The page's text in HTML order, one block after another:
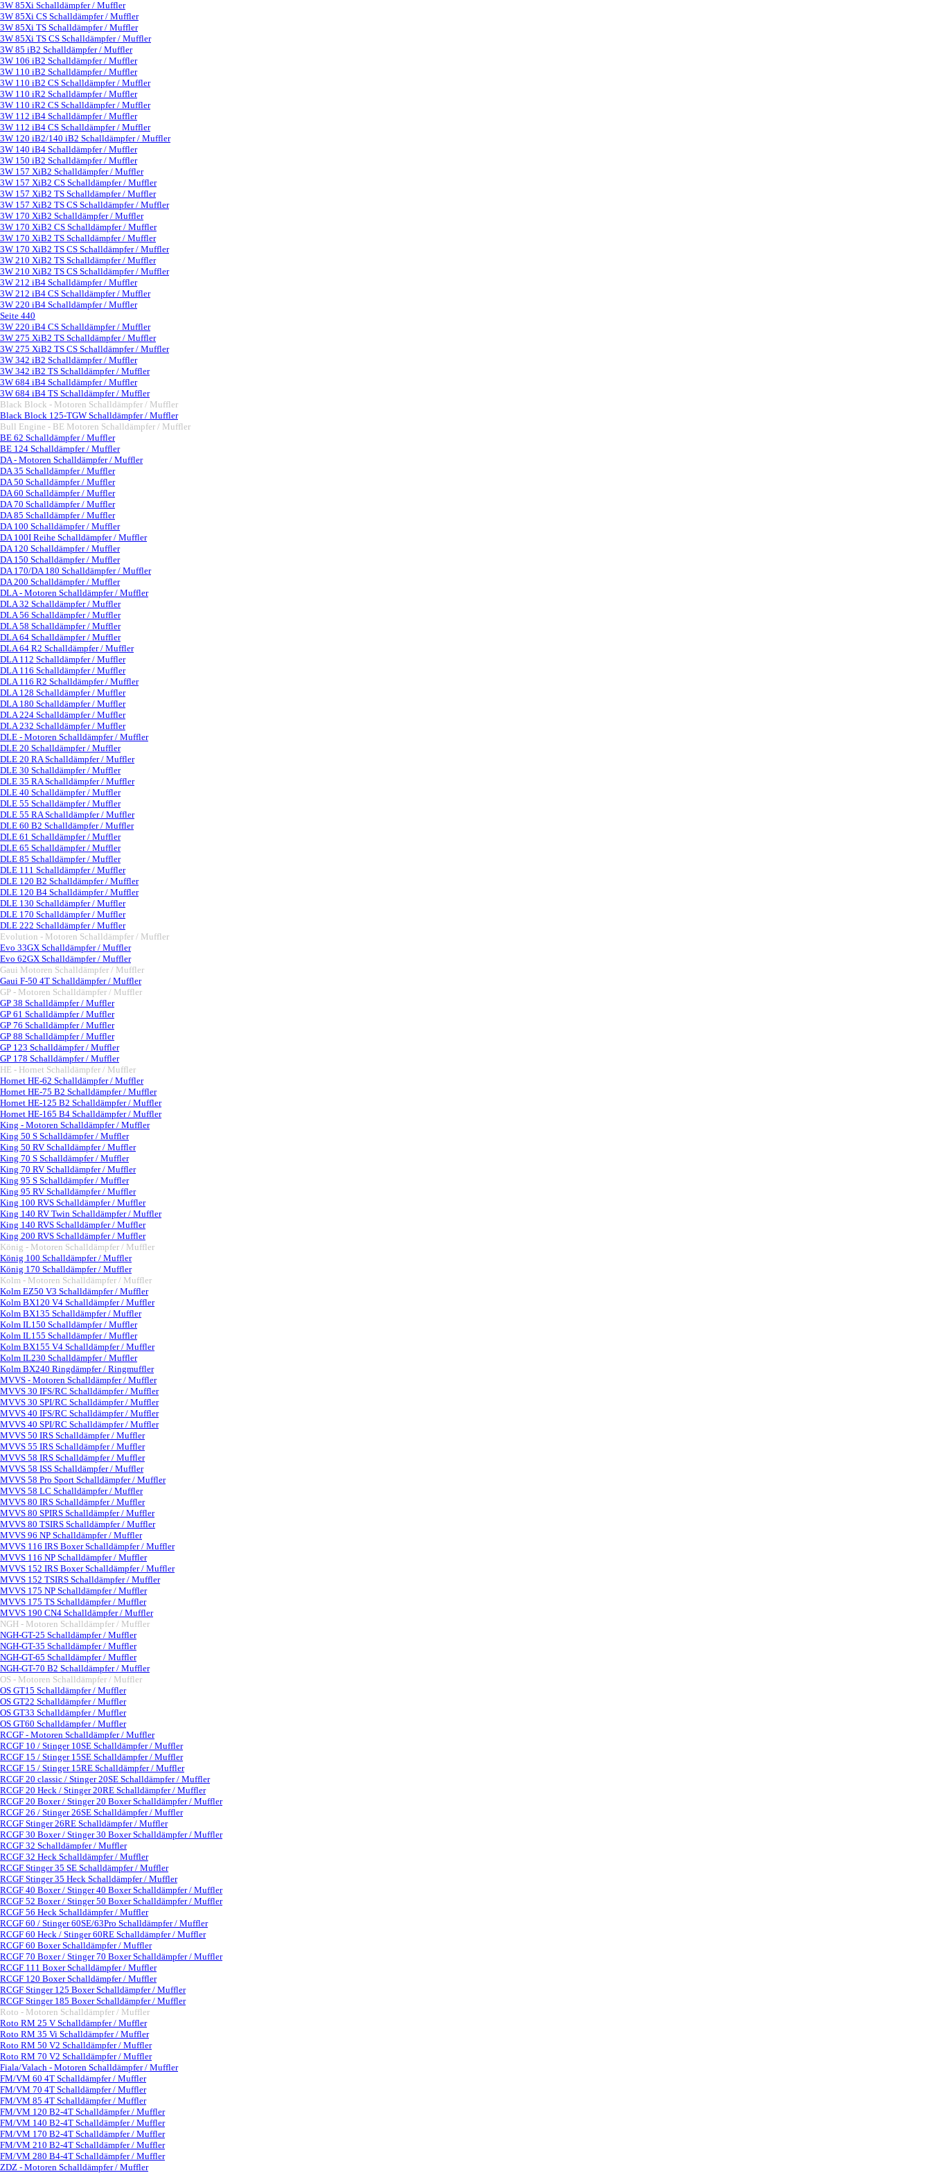
3W 85Xi Schalldämpfer / Muffler
3W 85Xi CS Schalldämpfer / Muffler
3W 85Xi TS Schalldämpfer / Muffler
3W 85Xi TS CS Schalldämpfer / Muffler
3W 85 iB2 Schalldämpfer / Muffler
3W 106 iB2 Schalldämpfer / Muffler
3W 110 iB2 Schalldämpfer / Muffler
3W 110 iB2 CS Schalldämpfer / Muffler
3W 110 iR2 Schalldämpfer / Muffler
3W 110 iR2 CS Schalldämpfer / Muffler
3W 112 iB4 Schalldämpfer / Muffler
3W 112 iB4 CS Schalldämpfer / Muffler
3W 120 iB2/140 iB2 Schalldämpfer / Muffler
3W 140 iB4 Schalldämpfer / Muffler
3W 150 iB2 Schalldämpfer / Muffler
3W 157 XiB2 Schalldämpfer / Muffler
3W 157 XiB2 CS Schalldämpfer / Muffler
3W 157 XiB2 TS Schalldämpfer / Muffler
3W 157 XiB2 TS CS Schalldämpfer / Muffler
3W 170 XiB2 Schalldämpfer / Muffler
3W 170 XiB2 CS Schalldämpfer / Muffler
3W 170 XiB2 TS Schalldämpfer / Muffler
3W 170 XiB2 TS CS Schalldämpfer / Muffler
3W 210 XiB2 TS Schalldämpfer / Muffler
3W 210 XiB2 TS CS Schalldämpfer / Muffler
3W 212 iB4 Schalldämpfer / Muffler
3W 212 iB4 CS Schalldämpfer / Muffler
3W 220 iB4 Schalldämpfer / Muffler
Seite 440
3W 220 iB4 CS Schalldämpfer / Muffler
3W 275 XiB2 TS Schalldämpfer / Muffler
3W 275 XiB2 TS CS Schalldämpfer / Muffler
3W 342 iB2 Schalldämpfer / Muffler
3W 342 iB2 TS Schalldämpfer / Muffler
3W 684 iB4 Schalldämpfer / Muffler
3W 684 iB4 TS Schalldämpfer / Muffler
Black Block - Motoren Schalldämpfer / Muffler
Black Block 125-TGW Schalldämpfer / Muffler
Bull Engine - BE Motoren Schalldämpfer / Muffler
BE 62 Schalldämpfer / Muffler
BE 124 Schalldämpfer / Muffler
DA - Motoren Schalldämpfer / Muffler▼
DA 35 Schalldämpfer / Muffler
DA 50 Schalldämpfer / Muffler
DA 60 Schalldämpfer / Muffler
DA 70 Schalldämpfer / Muffler
DA 85 Schalldämpfer / Muffler
DA 100 Schalldämpfer / Muffler
DA 100I Reihe Schalldämpfer / Muffler
DA 120 Schalldämpfer / Muffler
DA 150 Schalldämpfer / Muffler
DA 170/DA 180 Schalldämpfer / Muffler
DA 200 Schalldämpfer / Muffler
DLA - Motoren Schalldämpfer / Muffler▼
DLA 32 Schalldämpfer / Muffler
DLA 56 Schalldämpfer / Muffler
DLA 58 Schalldämpfer / Muffler
DLA 64 Schalldämpfer / Muffler
DLA 64 R2 Schalldämpfer / Muffler
DLA 112 Schalldämpfer / Muffler
DLA 116 Schalldämpfer / Muffler
DLA 116 R2 Schalldämpfer / Muffler
DLA 128 Schalldämpfer / Muffler
DLA 180 Schalldämpfer / Muffler
DLA 224 Schalldämpfer / Muffler
DLA 232 Schalldämpfer / Muffler
DLE - Motoren Schalldämpfer / Muffler▼
DLE 20 Schalldämpfer / Muffler
DLE 20 RA Schalldämpfer / Muffler
DLE 30 Schalldämpfer / Muffler
DLE 35 RA Schalldämpfer / Muffler
DLE 40 Schalldämpfer / Muffler
DLE 55 Schalldämpfer / Muffler
DLE 55 RA Schalldämpfer / Muffler
DLE 60 B2 Schalldämpfer / Muffler
DLE 61 Schalldämpfer / Muffler
DLE 65 Schalldämpfer / Muffler
DLE 85 Schalldämpfer / Muffler
DLE 111 Schalldämpfer / Muffler
DLE 120 B2 Schalldämpfer / Muffler
DLE 120 B4 Schalldämpfer / Muffler
DLE 130 Schalldämpfer / Muffler
DLE 170 Schalldämpfer / Muffler
DLE 222 Schalldämpfer / Muffler
Evolution - Motoren Schalldämpfer / Muffler
Evo 33GX Schalldämpfer / Muffler
Evo 62GX Schalldämpfer / Muffler
Gaui Motoren Schalldämpfer / Muffler
Gaui F-50 4T Schalldämpfer / Muffler
GP - Motoren Schalldämpfer / Muffler
GP 38 Schalldämpfer / Muffler
GP 61 Schalldämpfer / Muffler
GP 76 Schalldämpfer / Muffler
GP 88 Schalldämpfer / Muffler
GP 123 Schalldämpfer / Muffler
GP 178 Schalldämpfer / Muffler
HE - Hornet Schalldämpfer / Muffler
Hornet HE-62 Schalldämpfer / Muffler
Hornet HE-75 B2 Schalldämpfer / Muffler
Hornet HE-125 B2 Schalldämpfer / Muffler
Hornet HE-165 B4 Schalldämpfer / Muffler
King - Motoren Schalldämpfer / Muffler▼
King 50 S Schalldämpfer / Muffler
King 50 RV Schalldämpfer / Muffler
King 70 S Schalldämpfer / Muffler
King 70 RV Schalldämpfer / Muffler
King 95 S Schalldämpfer / Muffler
King 95 RV Schalldämpfer / Muffler
King 100 RVS Schalldämpfer / Muffler
King 140 RV Twin Schalldämpfer / Muffler
King 140 RVS Schalldämpfer / Muffler
King 200 RVS Schalldämpfer / Muffler
König - Motoren Schalldämpfer / Muffler
König 100 Schalldämpfer / Muffler
König 170 Schalldämpfer / Muffler
Kolm - Motoren Schalldämpfer / Muffler
Kolm EZ50 V3 Schalldämpfer / Muffler
Kolm BX120 V4 Schalldämpfer / Muffler
Kolm BX135 Schalldämpfer / Muffler
Kolm IL150 Schalldämpfer / Muffler
Kolm IL155 Schalldämpfer / Muffler
Kolm BX155 V4 Schalldämpfer / Muffler
Kolm IL230 Schalldämpfer / Muffler
Kolm BX240 Ringdämpfer / Ringmuffler
MVVS - Motoren Schalldämpfer / Muffler▼
MVVS 30 IFS/RC Schalldämpfer / Muffler
MVVS 30 SPI/RC Schalldämpfer / Muffler
MVVS 40 IFS/RC Schalldämpfer / Muffler
MVVS 40 SPI/RC Schalldämpfer / Muffler
MVVS 50 IRS Schalldämpfer / Muffler
MVVS 55 IRS Schalldämpfer / Muffler
MVVS 58 IRS Schalldämpfer / Muffler
MVVS 58 ISS Schalldämpfer / Muffler
MVVS 58 Pro Sport Schalldämpfer / Muffler
MVVS 58 LC Schalldämpfer / Muffler
MVVS 80 IRS Schalldämpfer / Muffler
MVVS 80 SPIRS Schalldämpfer / Muffler
MVVS 80 TSIRS Schalldämpfer / Muffler
MVVS 96 NP Schalldämpfer / Muffler
MVVS 116 IRS Boxer Schalldämpfer / Muffler
MVVS 116 NP Schalldämpfer / Muffler
MVVS 152 IRS Boxer Schalldämpfer / Muffler
MVVS 152 TSIRS Schalldämpfer / Muffler
MVVS 175 NP Schalldämpfer / Muffler
MVVS 175 TS Schalldämpfer / Muffler
MVVS 190 CN4 Schalldämpfer / Muffler
NGH - Motoren Schalldämpfer / Muffler
NGH-GT-25 Schalldämpfer / Muffler
NGH-GT-35 Schalldämpfer / Muffler
NGH-GT-65 Schalldämpfer / Muffler
NGH-GT-70 B2 Schalldämpfer / Muffler
OS - Motoren Schalldämpfer / Muffler
OS GT15 Schalldämpfer / Muffler
OS GT22 Schalldämpfer / Muffler
OS GT33 Schalldämpfer / Muffler
OS GT60 Schalldämpfer / Muffler
RCGF - Motoren Schalldämpfer / Muffler▼
RCGF 10 / Stinger 10SE Schalldämpfer / Muffler
RCGF 15 / Stinger 15SE Schalldämpfer / Muffler
RCGF 15 / Stinger 15RE Schalldämpfer / Muffler
RCGF 20 classic / Stinger 20SE Schalldämpfer / Muffler
RCGF 20 Heck / Stinger 20RE Schalldämpfer / Muffler
RCGF 20 Boxer / Stinger 20 Boxer Schalldämpfer / Muffler
RCGF 26 / Stinger 26SE Schalldämpfer / Muffler
RCGF Stinger 26RE Schalldämpfer / Muffler
RCGF 30 Boxer / Stinger 30 Boxer Schalldämpfer / Muffler
RCGF 32 Schalldämpfer / Muffler
RCGF 32 Heck Schalldämpfer / Muffler
RCGF Stinger 35 SE Schalldämpfer / Muffler
RCGF Stinger 35 Heck Schalldämpfer / Muffler
RCGF 40 Boxer / Stinger 40 Boxer Schalldämpfer / Muffler
RCGF 52 Boxer / Stinger 50 Boxer Schalldämpfer / Muffler
RCGF 56 Heck Schalldämpfer / Muffler
RCGF 60 / Stinger 60SE/63Pro Schalldämpfer / Muffler
RCGF 60 Heck / Stinger 60RE Schalldämpfer / Muffler
RCGF 60 Boxer Schalldämpfer / Muffler
RCGF 70 Boxer / Stinger 70 Boxer Schalldämpfer / Muffler
RCGF 111 Boxer Schalldämpfer / Muffler
RCGF 120 Boxer Schalldämpfer / Muffler
RCGF Stinger 125 Boxer Schalldämpfer / Muffler
RCGF Stinger 185 Boxer Schalldämpfer / Muffler
Roto - Motoren Schalldämpfer / Muffler
Roto RM 25 V Schalldämpfer / Muffler
Roto RM 35 Vi Schalldämpfer / Muffler
Roto RM 50 V2 Schalldämpfer / Muffler
Roto RM 70 V2 Schalldämpfer / Muffler
Fiala/Valach - Motoren Schalldämpfer / Muffler▼
FM/VM 60 4T Schalldämpfer / Muffler
FM/VM 70 4T Schalldämpfer / Muffler
FM/VM 85 4T Schalldämpfer / Muffler
FM/VM 120 B2-4T Schalldämpfer / Muffler
FM/VM 140 B2-4T Schalldämpfer / Muffler
FM/VM 170 B2-4T Schalldämpfer / Muffler
FM/VM 210 B2-4T Schalldämpfer / Muffler
FM/VM 280 B4-4T Schalldämpfer / Muffler
ZDZ - Motoren Schalldämpfer / Muffler▼